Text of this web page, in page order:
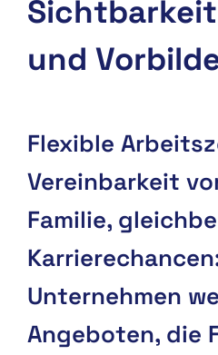
und
Flexible
Vereinbarkeit
Familie,
Unternehmen
Angeboten, die